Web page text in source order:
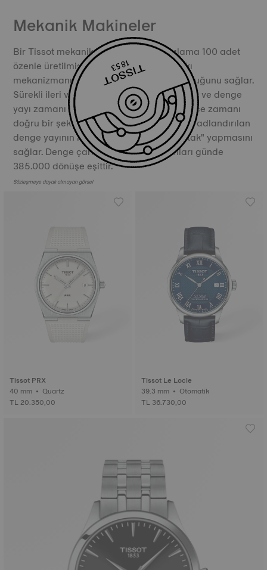
Mekanik Makineler
Bir Tissot mekanik mekanizması, ortalama 100 adet
özenle üretilmiş parça içerir. Denge çarkı
mekanizmanın kalbinde yer alır ve doğruluğunu sağlar.
Sürekli ileri ve geri hareketiyle denge çarkı ve denge
yayı zamanı eşit parçalara böler ve böylece zamanı
doğru bir şekilde düzenler. Salınım olarak adlandırılan
denge yayının hareketleri saatinizin "tik tak" yapmasını
sağlar. Denge çarkının toplam salınımları günde
385.000 dönüşe eşittir.
Sözleşmeye dayalı olmayan görsel
Tissot PRX
40 mm • Quartz
TL 20.350,00
Tissot Le Locle
39.3 mm • Otomatik
TL 36.730,00